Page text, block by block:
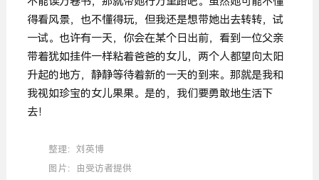
得看风景，也不懂得玩，但我还是想带她出去转转，试
一试。 也许有一天，你会在某个日出前，看到一位父亲
带着犹如挂件一样粘着爸爸的女儿，两个人都望向太阳
升起的地方，静静等待着新的一天的到来。那就是我和
我视如珍宝的女儿果果。 是的，我们要勇敢地生活下
去！
整理：刘英博
图片：由受访者提供